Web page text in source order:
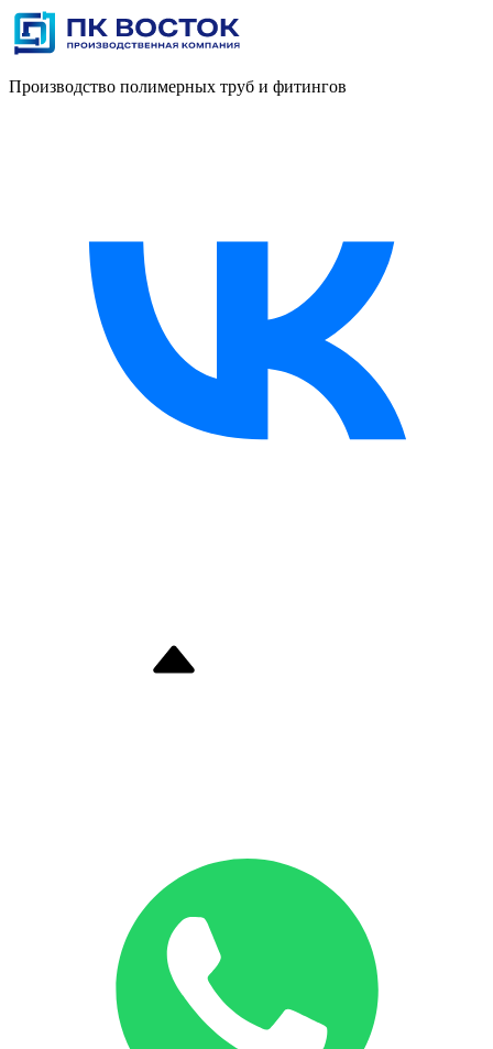
Производство полимерных труб и фитингов